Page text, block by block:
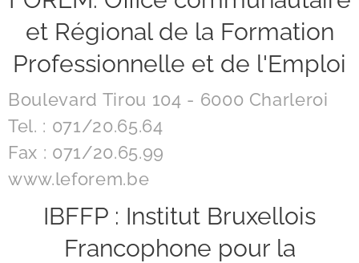
et Régional de la Formation
Professionnelle et de l'Emploi
Boulevard Tirou 104 - 6000 Charleroi
Tel. : 071/20.65.64
Fax : 071/20.65.99
www.leforem.be
IBFFP : Institut Bruxellois
Francophone pour la